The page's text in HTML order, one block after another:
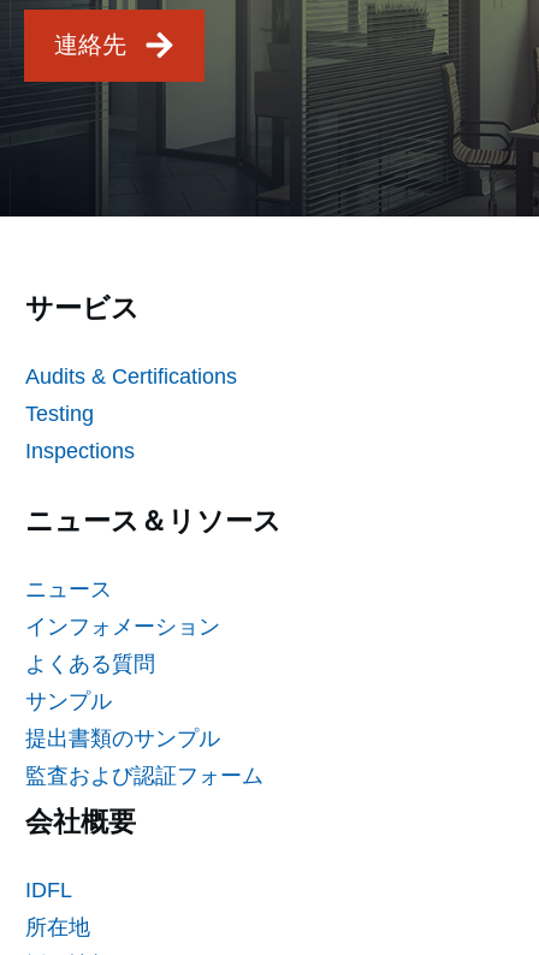
連絡先
サービス
Audits & Certifications
Testing
Inspections
ニュース＆リソース
ニュース
インフォメーション
よくある質問
サンプル
提出書類のサンプル
監査および認証フォーム
会社概要
IDFL
所在地